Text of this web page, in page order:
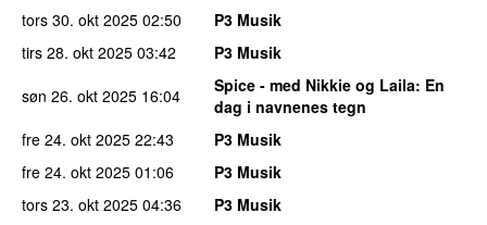
tors 30. okt 2025 02:50
P3 Musik
tirs 28. okt 2025 03:42
P3 Musik
søn 26. okt 2025 16:04 Spice - med Nikkie og Laila: En
dag i navnenes tegn
fre 24. okt 2025 22:43
P3 Musik
fre 24. okt 2025 01:06
P3 Musik
tors 23. okt 2025 04:36
P3 Musik